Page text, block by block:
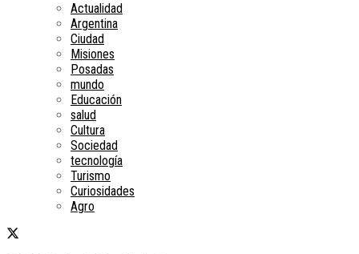
Actualidad
Argentina
Ciudad
Misiones
Posadas
mundo
Educación
salud
Cultura
Sociedad
tecnología
Turismo
Curiosidades
Agro